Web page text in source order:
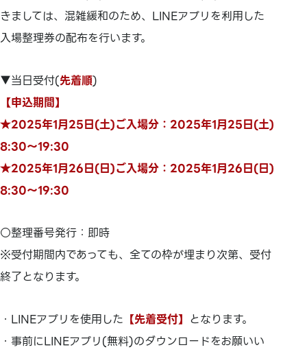
きましては、混雑緩和のため、LINEアプリを利用した
入場整理券の配布を行います。
▼当日受付(先着順)
【申込期間】
★2025年1月25日(土)ご入場分：2025年1月25日(土)
8:30～19:30
★2025年1月26日(日)ご入場分：2025年1月26日(日)
8:30～19:30
○整理番号発行：即時
※受付期間内であっても、全ての枠が埋まり次第、受付
終了となります。
・LINEアプリを使用した 【先着受付】 となります。
・事前にLINEアプリ(無料)のダウンロードをお願いい